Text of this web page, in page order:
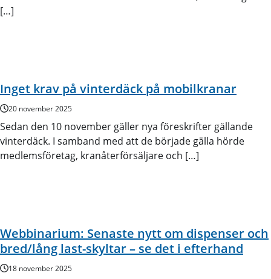
[…]
Inget krav på vinterdäck på mobilkranar
20 november 2025
Sedan den 10 november gäller nya föreskrifter gällande
vinterdäck. I samband med att de började gälla hörde
medlemsföretag, kranåterförsäljare och […]
Webbinarium: Senaste nytt om dispenser och
bred/lång last-skyltar – se det i efterhand
18 november 2025